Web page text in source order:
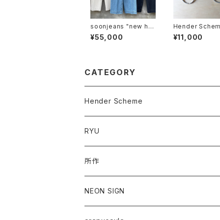
soonjeans "new hig
hrise wide leg pant
s"
¥55,000
Hender
rabiner"
¥11,000
CATEGORY
Hender Scheme
RYU
所作
NEON SIGN